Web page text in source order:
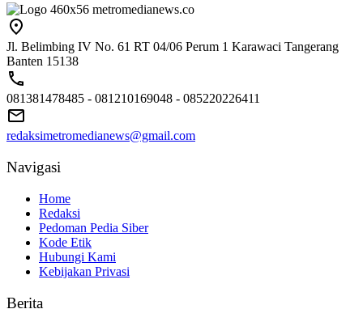
Jl. Belimbing IV No. 61 RT 04/06 Perum 1 Karawaci Tangerang
Banten 15138
081381478485 - 081210169048 - 085220226411
redaksimetromedianews@gmail.com
Navigasi
Home
Redaksi
Pedoman Pedia Siber
Kode Etik
Hubungi Kami
Kebijakan Privasi
Berita